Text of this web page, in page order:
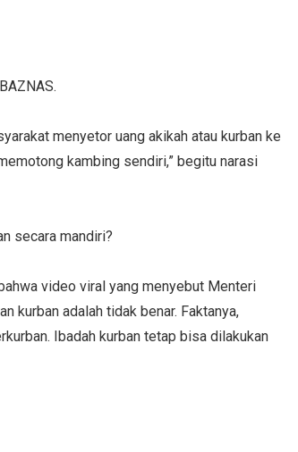
menyetor uang akikah atau kurban ke
kambing sendiri,” begitu narasi
secara mandiri?
video viral yang menyebut Menteri
kurban adalah tidak benar. Faktanya,
Ibadah kurban tetap bisa dilakukan